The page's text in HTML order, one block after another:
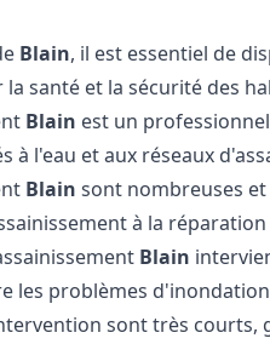
Blain, il est essentiel de
santé et la sécurité des
Blain est un
à l'eau et aux réseaux
Blain sont nombreuses et
à la
Blain
les problèmes
sont très